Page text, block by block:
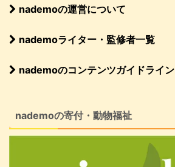
nademoの運営について
nademoライター・監修者一覧
nademoのコンテンツガイドライン
nademoの寄付・動物福祉